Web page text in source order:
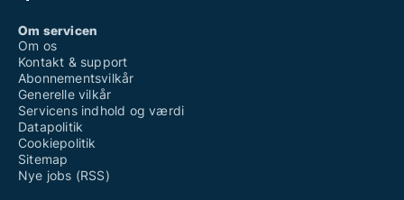
Om servicen
Om os
Kontakt & support
Abonnementsvilkår
Generelle vilkår
Servicens indhold og værdi
Datapolitik
Cookiepolitik
Sitemap
Nye jobs (RSS)